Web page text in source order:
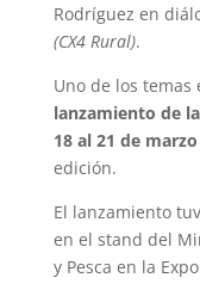
Rodríguez en
(CX4 Rural).
Uno de los
lanzamiento de
18 al 21 de
edición.
El lanzamiento
en el stand del
y Pesca en la